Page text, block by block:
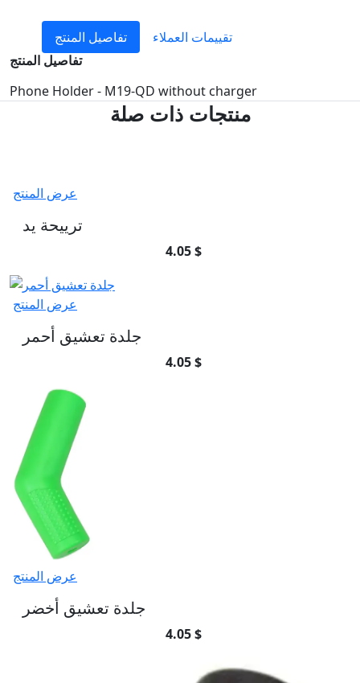
تفاصيل المنتج
تقييمات العملاء
تفاصيل المنتج
Phone Holder - M19-QD without charger
منتجات ذات صلة
عرض المنتج
ترييحة يد
4.05 $
عرض المنتج
جلدة تعشيق أحمر
4.05 $
عرض المنتج
جلدة تعشيق أخضر
4.05 $